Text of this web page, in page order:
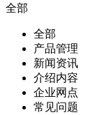
全部
全部
产品管理
新闻资讯
介绍内容
企业网点
常见问题